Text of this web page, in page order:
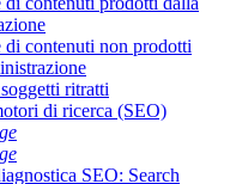
contenuti non prodotti
ritratti
di ricerca (SEO)
SEO: Search